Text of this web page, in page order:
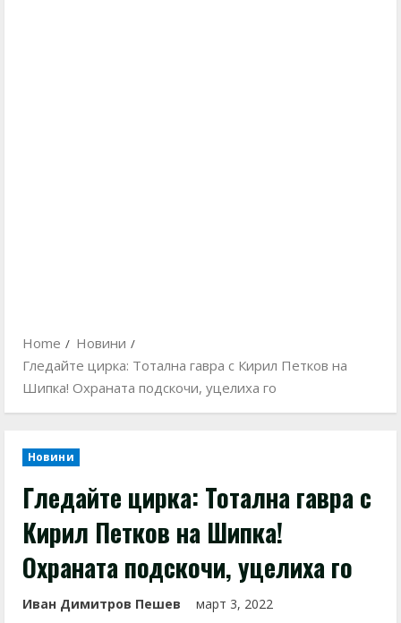
Home
Новини
Гледайте цирка: Тотална гавра с Кирил Петков на
Шипка! Охраната подскочи, уцелиха го
Новини
Гледайте цирка: Тотална гавра с
Кирил Петков на Шипка!
Охраната подскочи, уцелиха го
Иван Димитров Пешев март 3, 2022